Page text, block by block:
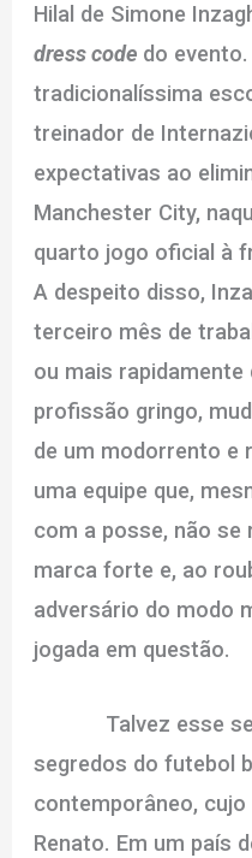
Hilal de Simone
dress code do
tradicionalíssima
treinador de
expectativas ao
Manchester City,
quarto jogo oficial à
A despeito disso,
terceiro mês de
ou mais rapidamente
profissão gringo,
de um modorrento e
uma equipe que,
com a posse, não se
marca forte e, ao
adversário do modo
jogada em questão.
Talvez esse seja
segredos do futebol
contemporâneo,
Renato. Em um país